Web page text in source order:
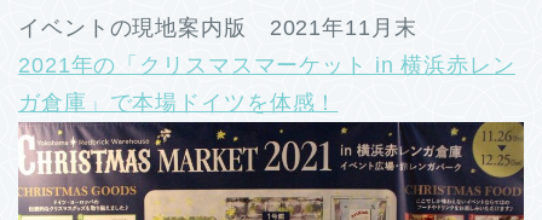
イベントの現地案内版 2021年11月末
2021年の「クリスマスマーケット in 横浜赤レン
ガ倉庫」で本場ドイツを体感！